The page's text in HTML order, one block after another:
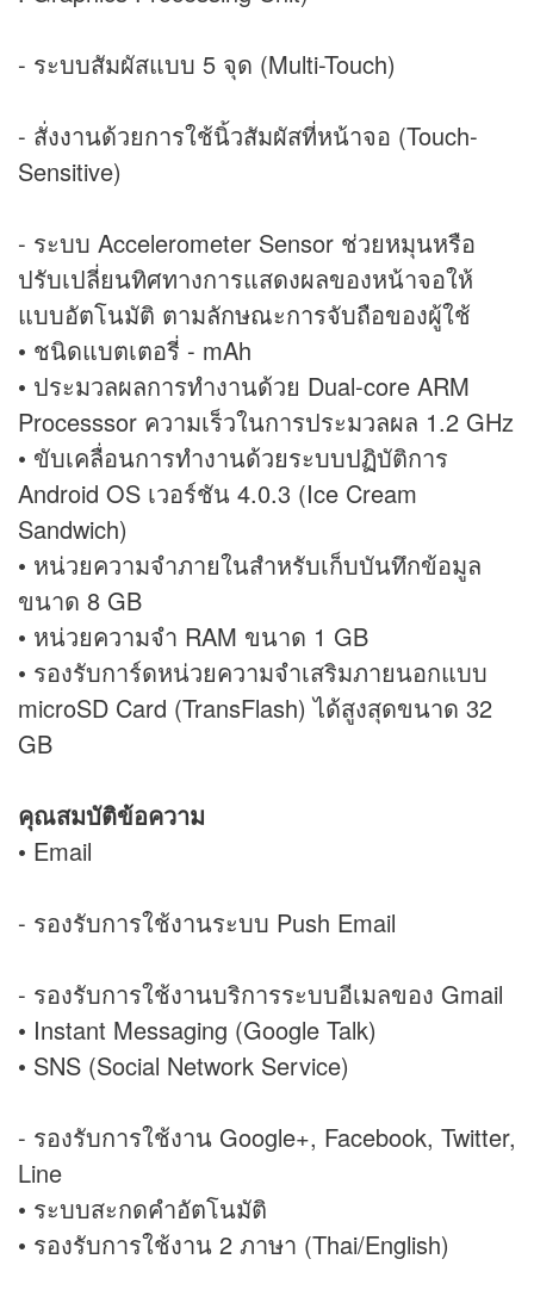
- ระบบสัมผัสแบบ 5 จุด (Multi-Touch)
- สั่งงานด้วยการใช้นิ้วสัมผัสที่หน้าจอ (Touch-
Sensitive)
- ระบบ Accelerometer Sensor ช่วยหมุนหรือ
ปรับเปลี่ยนทิศทางการแสดงผลของหน้าจอให้
แบบอัตโนมัติ ตามลักษณะการจับถือของผู้ใช้
• ชนิดแบตเตอรี่ - mAh
• ประมวลผลการทำงานด้วย Dual-core ARM
Processsor ความเร็วในการประมวลผล 1.2 GHz
• ขับเคลื่อนการทำงานด้วยระบบปฏิบัติการ
Android OS เวอร์ชัน 4.0.3 (Ice Cream
Sandwich)
• หน่วยความจำภายในสำหรับเก็บบันทึกข้อมูล
ขนาด 8 GB
• หน่วยความจำ RAM ขนาด 1 GB
• รองรับการ์ดหน่วยความจำเสริมภายนอกแบบ
microSD Card (TransFlash) ได้สูงสุดขนาด 32
GB
คุณสมบัติข้อความ
• Email
- รองรับการใช้งานระบบ Push Email
- รองรับการใช้งานบริการระบบอีเมลของ Gmail
• Instant Messaging (Google Talk)
• SNS (Social Network Service)
- รองรับการใช้งาน Google+, Facebook, Twitter,
Line
• ระบบสะกดคำอัตโนมัติ
• รองรับการใช้งาน 2 ภาษา (Thai/English)